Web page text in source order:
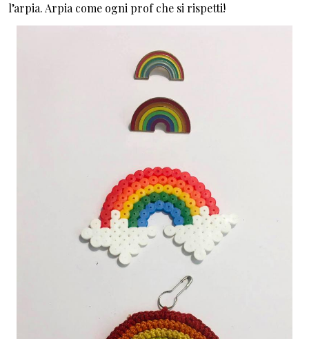
l’arpia. Arpia come ogni prof che si rispetti!